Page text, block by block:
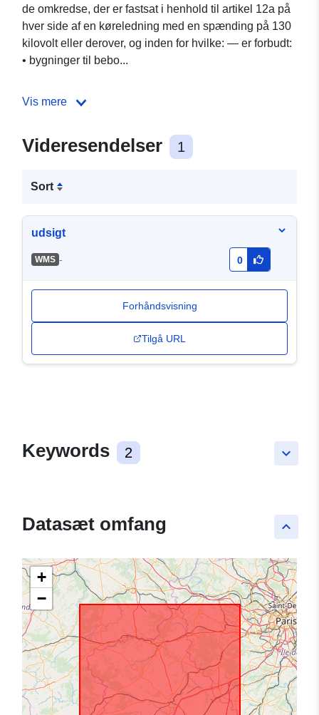
de omkredse, der er fastsat i henhold til artikel 12a på
hver side af en køreledning med en spænding på 130
kilovolt eller derover, og inden for hvilke: — er forbudt:
• bygninger til bebo...
Vis mere
Videresendelser 1
Sort
udsigt
WMS - 0
Forhåndsvisning
Tilgå URL
keyboard_arrow_down
Keywords 2
keyboard_arrow_up
Datasæt omfang
+
−